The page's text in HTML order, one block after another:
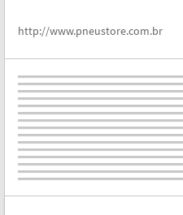
http://www.pneustore.com.br